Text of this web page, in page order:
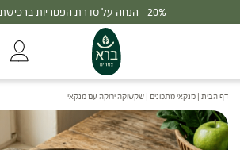
20% - הנחה על סדרת הפטריות ברכישת 2 מוצרים
דף הבית | מנקאי מתכונים | שקשוקה ירוקה עם מנקאי